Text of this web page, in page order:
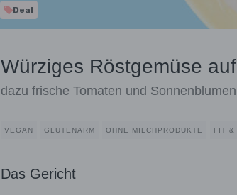
Deal
Würziges Röstgemüse
dazu frische Tomaten und
VEGAN GLUTENARM OHNE MILCHPRODUKTE FIT &
Das Gericht